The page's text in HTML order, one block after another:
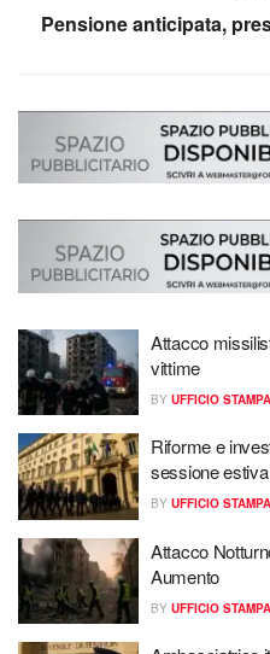
Pensione anticipata,
Attacco
vittime
BY UFFICIO STAMPA
Riforme e
sessione estiva
BY UFFICIO STAMPA
Attacco
Aumento
BY UFFICIO STAMPA